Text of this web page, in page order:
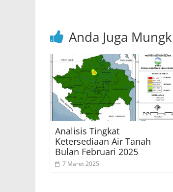
Anda Juga
Analisis Tingkat
Ketersediaan Air Tanah
Bulan Februari 2025
7 Maret 2025